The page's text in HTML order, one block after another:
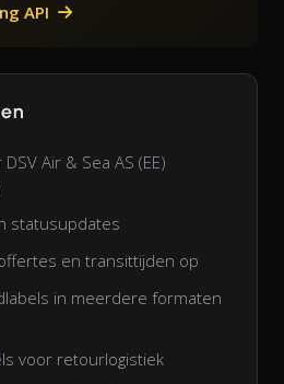
API
Air & Sea AS (EE)
statusupdates
en transittijden op
in meerdere formaten
voor retourlogistiek